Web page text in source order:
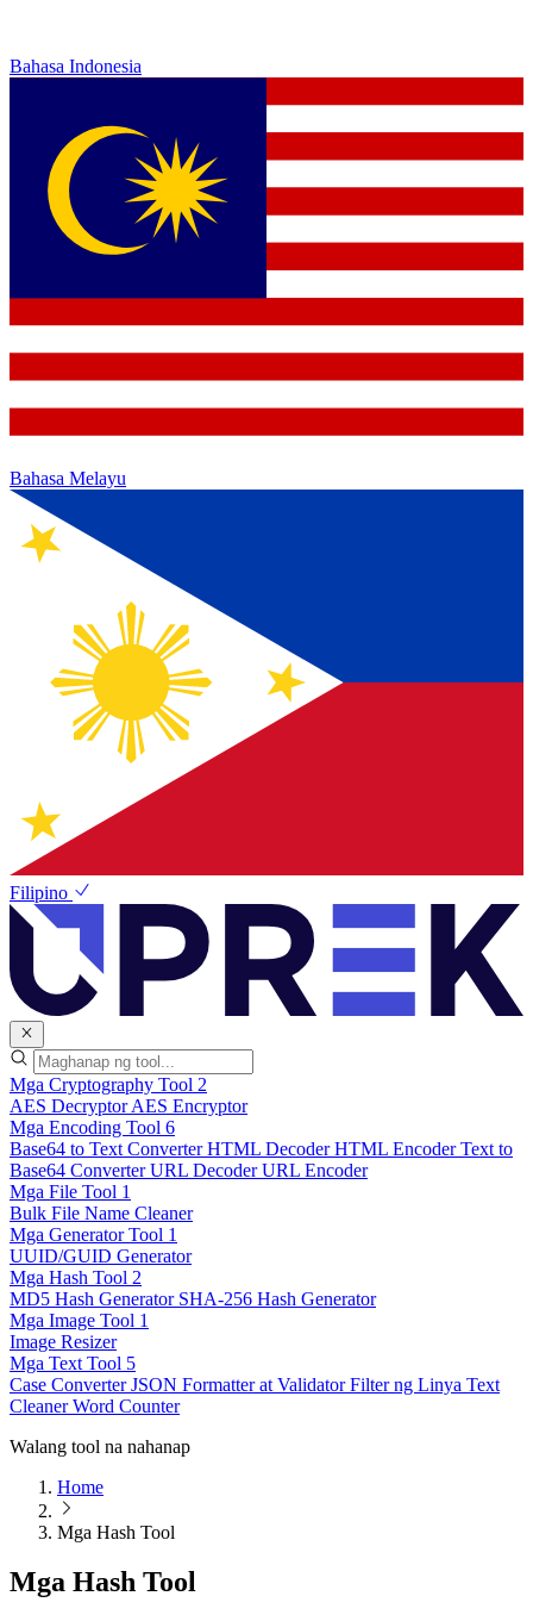
Bahasa Indonesia
Bahasa Melayu
Filipino
Mga Cryptography Tool 2
AES DecryptorAES Encryptor
Mga Encoding Tool 6
Base64 to Text ConverterHTML DecoderHTML EncoderText to
Base64 ConverterURL DecoderURL Encoder
Mga File Tool 1
Bulk File Name Cleaner
Mga Generator Tool 1
UUID/GUID Generator
Mga Hash Tool 2
MD5 Hash Generator SHA-256 Hash Generator
Mga Image Tool 1
Image Resizer
Mga Text Tool 5
Case ConverterJSON Formatter at ValidatorFilter ng Linya Text
CleanerWord Counter
Walang tool na nahanap
Home
Mga Hash Tool
Mga Hash Tool